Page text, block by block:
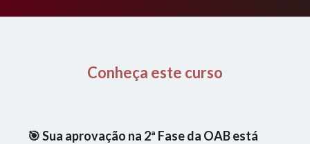
Conheça este curso
🎯 Sua aprovação na 2ª Fase da OAB está